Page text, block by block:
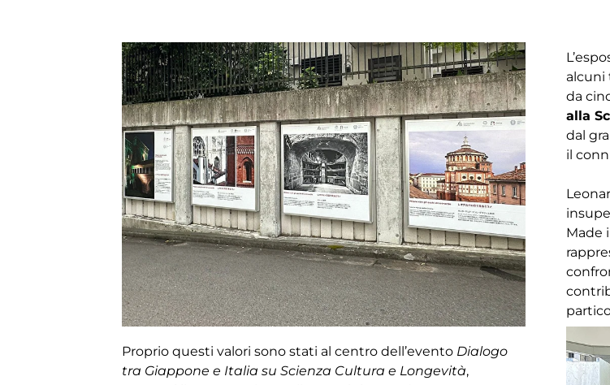
alcuni
da
alla
dal
il
Made
Proprio questi valori sono stati al centro dell’evento Dialogo
tra Giappone e Italia su Scienza Cultura e Longevità,